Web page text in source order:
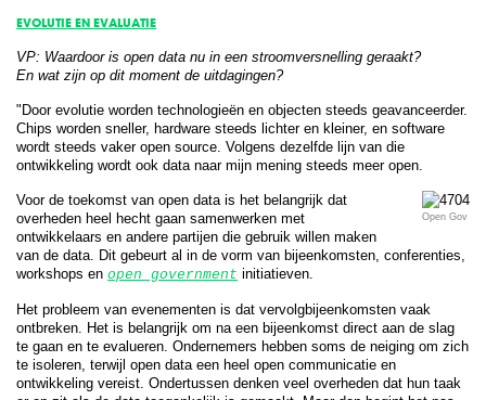
EVOLUTIE EN EVALUATIE
VP: Waardoor is open data nu in een stroomversnelling geraakt?
En wat zijn op dit moment de uitdagingen?
"Door evolutie worden technologieën en objecten steeds geavanceerder.
Chips worden sneller, hardware steeds lichter en kleiner, en software
wordt steeds vaker open source. Volgens dezelfde lijn van die
ontwikkeling wordt ook data naar mijn mening steeds meer open.
Open Gov
Voor de toekomst van open data is het belangrijk dat
overheden heel hecht gaan samenwerken met
ontwikkelaars en andere partijen die gebruik willen maken
van de data. Dit gebeurt al in de vorm van bijeenkomsten, conferenties,
workshops en open government initiatieven.
Het probleem van evenementen is dat vervolgbijeenkomsten vaak
ontbreken. Het is belangrijk om na een bijeenkomst direct aan de slag
te gaan en te evalueren. Ondernemers hebben soms de neiging om zich
te isoleren, terwijl open data een heel open communicatie en
ontwikkeling vereist. Ondertussen denken veel overheden dat hun taak